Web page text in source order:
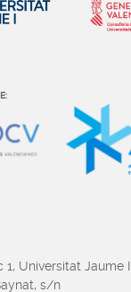
1, Universitat Jaume I
s/n